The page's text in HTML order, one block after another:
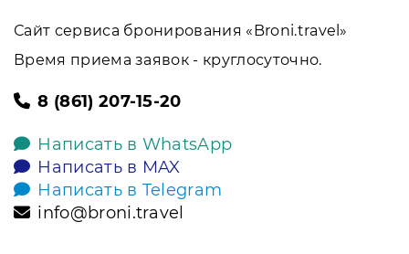
Сайт сервиса бронирования «Broni.travel»
Время приема заявок - круглосуточно.
8 (861) 207-15-20
Написать в WhatsApp
Написать в MAX
Написать в Telegram
info@broni.travel